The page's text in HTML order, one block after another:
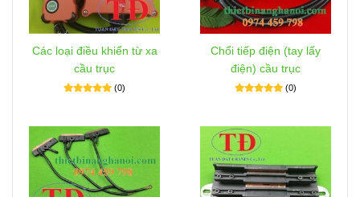
Các loại điều khiển từ xa
cầu trục
(0)
Chổi tiếp điện (tay lấy
điện) cầu trục
(0)